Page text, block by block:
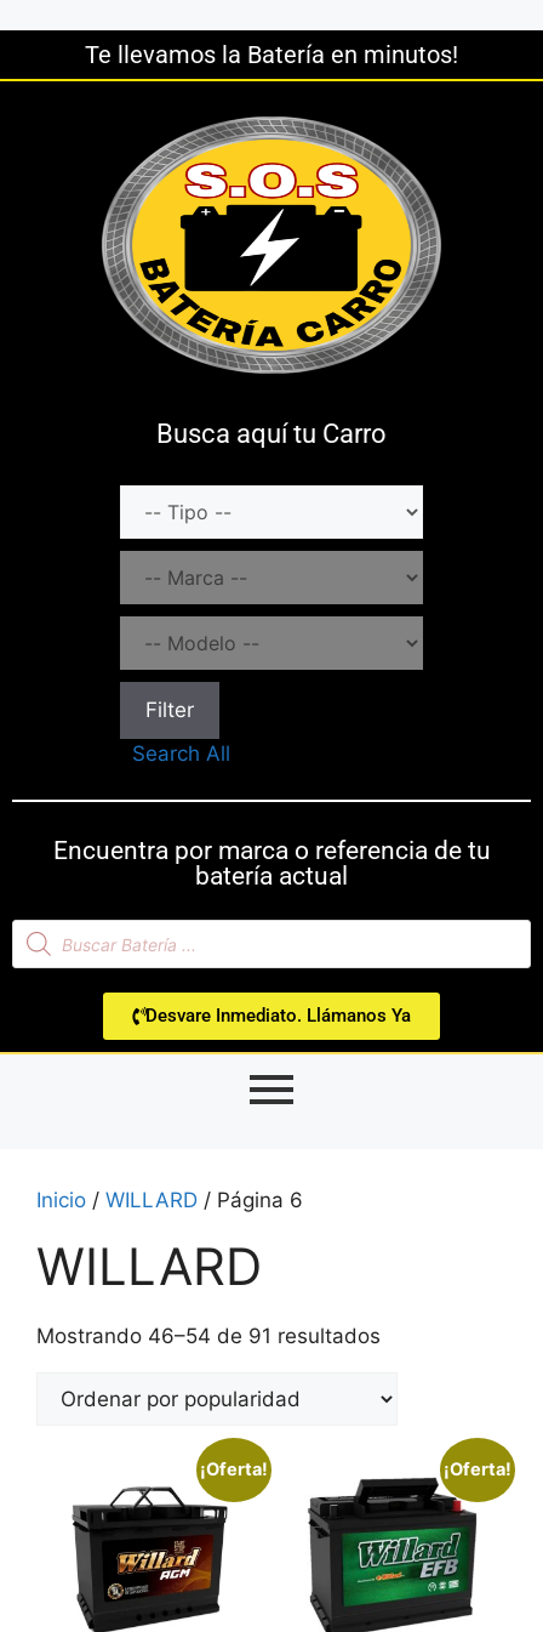
Te llevamos la Batería en minutos!
Busca aquí tu Carro
Filter
Search All
Encuentra por marca o referencia de tu
batería actual
Desvare Inmediato. Llámanos Ya
Inicio / WILLARD / Página 6
WILLARD
Mostrando 46–54 de 91 resultados
¡Oferta! ¡Oferta!